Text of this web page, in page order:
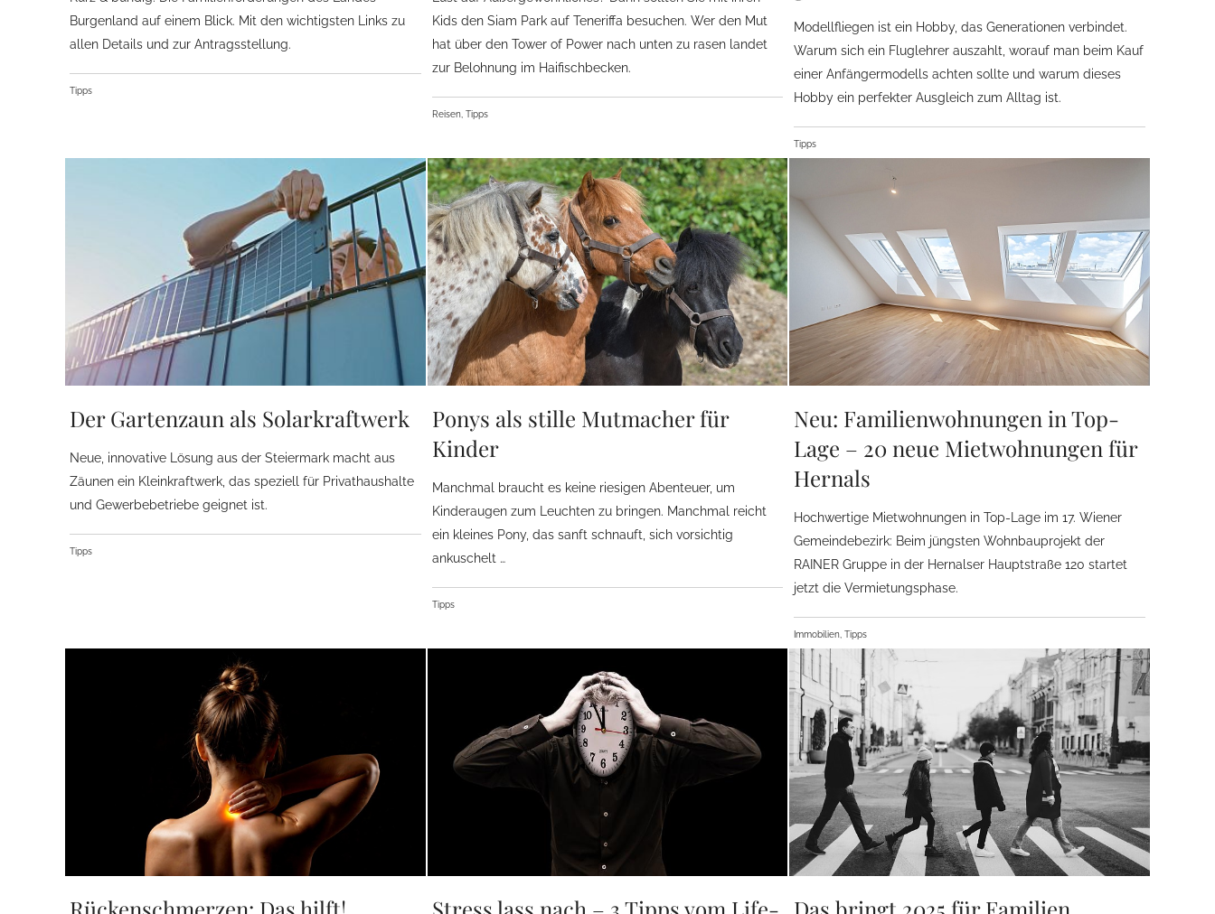
Burgenland auf einem Blick. Mit den wichtigsten Links zu
allen Details und zur Antragsstellung.
Tipps
Kids den Siam Park auf Teneriffa besuchen. Wer den Mut
hat über den Tower of Power nach unten zu rasen landet
zur Belohnung im Haifischbecken.
Reisen, Tipps
Modellfliegen ist ein Hobby, das Generationen verbindet.
Warum sich ein Fluglehrer auszahlt, worauf man beim Kauf
einer Anfängermodells achten sollte und warum dieses
Hobby ein perfekter Ausgleich zum Alltag ist.
Tipps
Der Gartenzaun als Solarkraftwerk
Neue, innovative Lösung aus der Steiermark macht aus
Zäunen ein Kleinkraftwerk, das speziell für Privathaushalte
und Gewerbebetriebe geignet ist.
Tipps
Ponys als stille Mutmacher für
Kinder
Manchmal braucht es keine riesigen Abenteuer, um
Kinderaugen zum Leuchten zu bringen. Manchmal reicht
ein kleines Pony, das sanft schnauft, sich vorsichtig
ankuschelt …
Tipps
Neu: Familienwohnungen in Top-
Lage – 20 neue Mietwohnungen für
Hernals
Hochwertige Mietwohnungen in Top-Lage im 17. Wiener
Gemeindebezirk: Beim jüngsten Wohnbauprojekt der
RAINER Gruppe in der Hernalser Hauptstraße 120 startet
jetzt die Vermietungsphase.
Immobilien, Tipps